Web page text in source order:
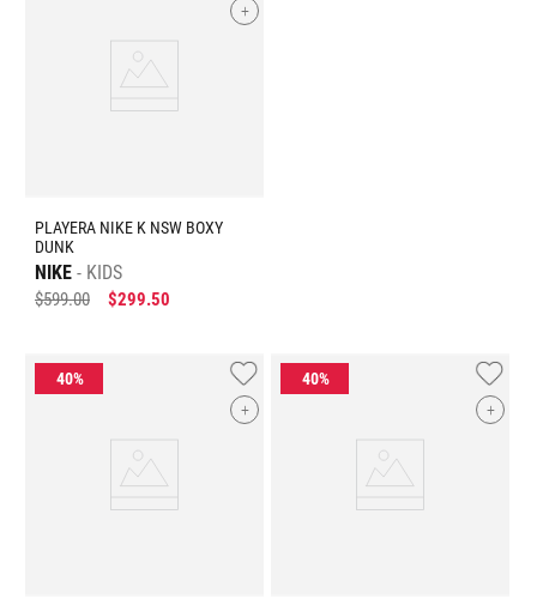
+
PLAYERA NIKE K NSW BOXY
DUNK
NIKE KIDS
$599.00 $299.50
+ +